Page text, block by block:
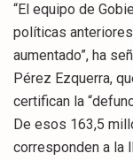
“El equipo de
políticas
aumentado”, ha
Pérez Ezquerra,
certifican la
De esos 163,5
corresponden a la